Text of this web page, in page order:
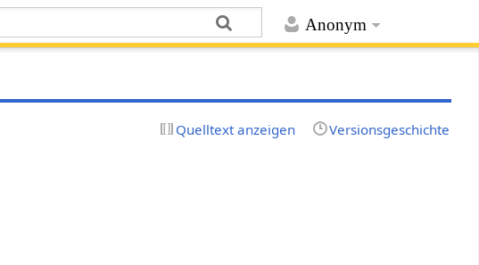
Anonym
Quelltext anzeigen Versionsgeschichte